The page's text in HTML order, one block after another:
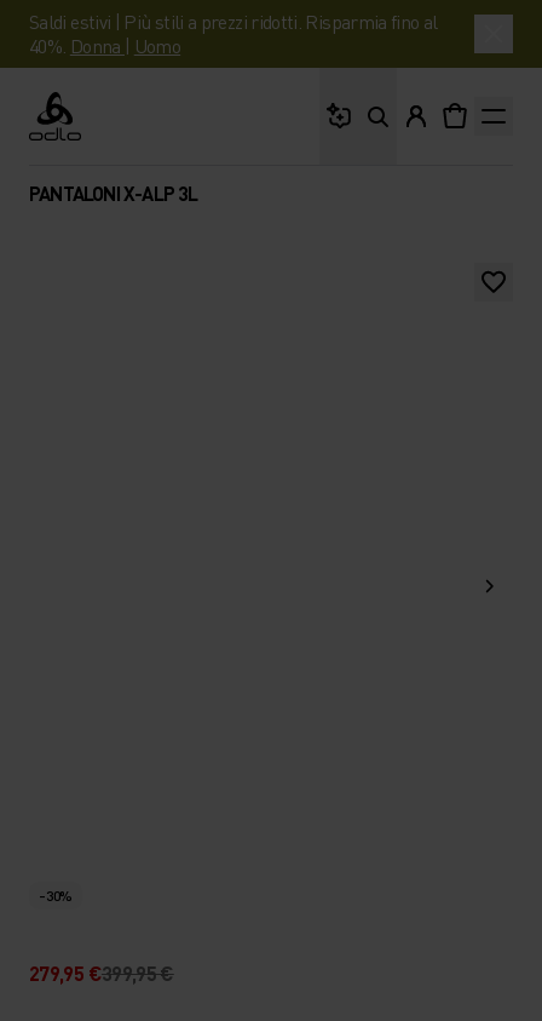
Saldi estivi | Più stili a prezzi ridotti. Risparmia fino al
40%. Donna | Uomo
Odlo
PANTALONI X-ALP 3L
-30%
279,95 €399,95 €